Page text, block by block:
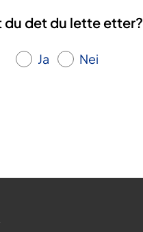
du det du lette etter?
Ja Nei